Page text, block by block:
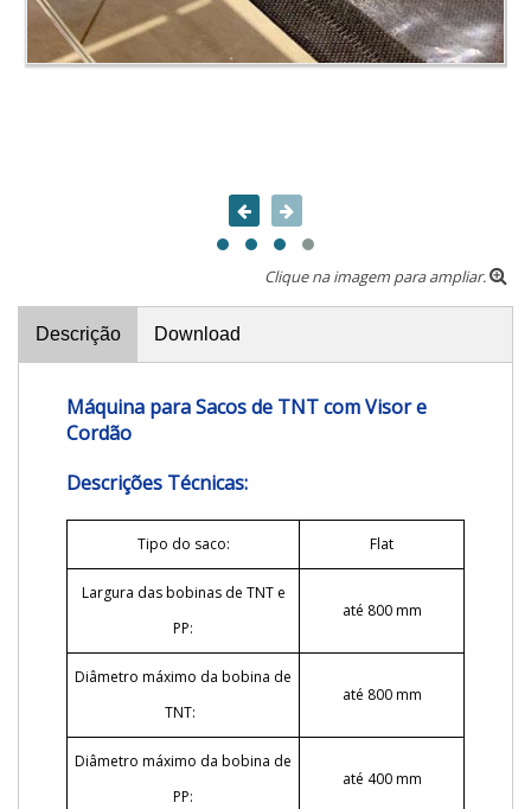
Clique na imagem para ampliar.
Descrição Download
Máquina para Sacos de TNT com Visor e
Cordão
Descrições Técnicas:
Tipo do saco: Flat
Largura das bobinas de TNT e
PP:
até 800 mm
Diâmetro máximo da bobina de
TNT:
até 800 mm
Diâmetro máximo da bobina de
PP:
até 400 mm